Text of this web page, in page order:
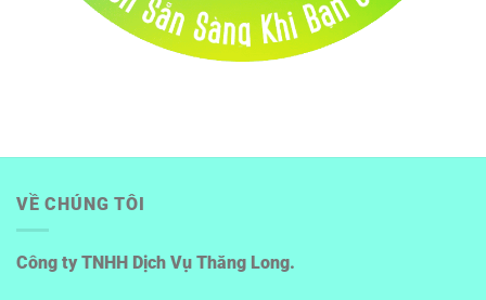
VỀ CHÚNG TÔI
Công ty TNHH Dịch Vụ Thăng Long.